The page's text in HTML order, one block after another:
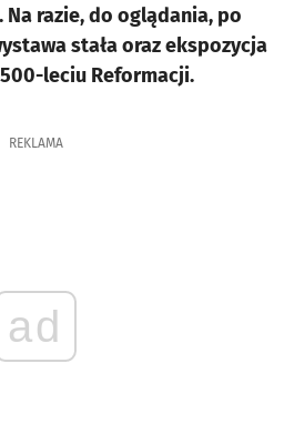
razie, do oglądania, po
stała oraz ekspozycja
leciu Reformacji.
REKLAMA
ad